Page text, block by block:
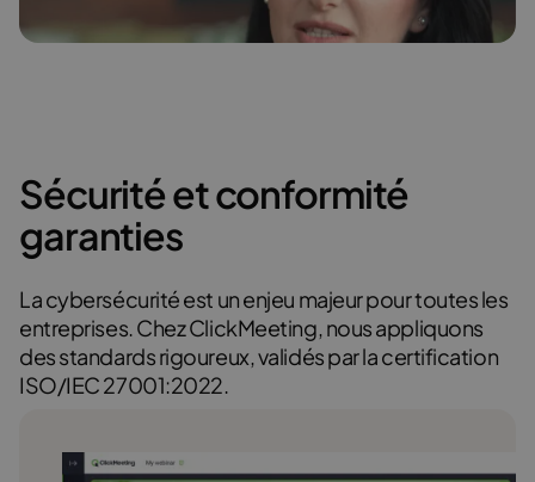
En savoir plus
En savoir plus
Sécurité et conformité
garanties
La cybersécurité est un enjeu majeur pour toutes les
entreprises. Chez ClickMeeting, nous appliquons
des standards rigoureux, validés par la certification
ISO/IEC 27001:2022.